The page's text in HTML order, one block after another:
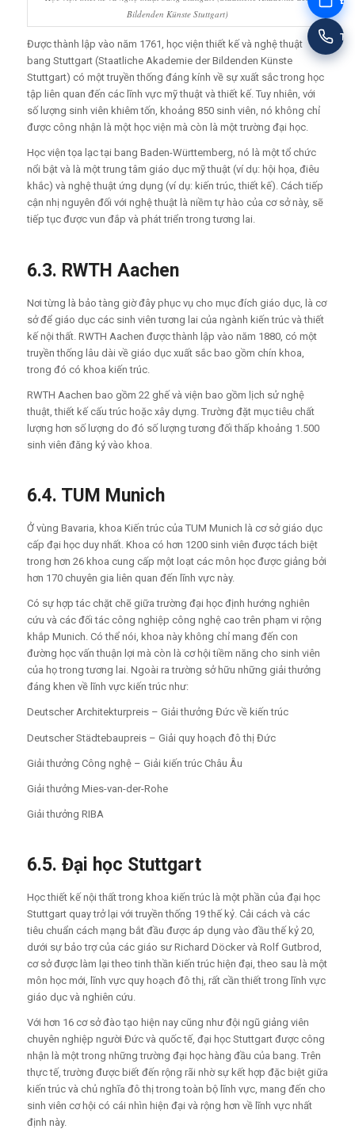
Bildenden Künste Stuttgart)
Được thành lập vào năm 1761, học viện thiết kế và nghệ thuật
bang Stuttgart (Staatliche Akademie der Bildenden Künste
Stuttgart) có một truyền thống đáng kính về sự xuất sắc trong học
tập liên quan đến các lĩnh vực mỹ thuật và thiết kế. Tuy nhiên, với
số lượng sinh viên khiêm tốn, khoảng 850 sinh viên, nó không chỉ
được công nhận là một học viện mà còn là một trường đại học.
Học viện tọa lạc tại bang Baden-Württemberg, nó là một tổ chức
nổi bật và là một trung tâm giáo dục mỹ thuật (ví dụ: hội họa, điêu
khắc) và nghệ thuật ứng dụng (ví dụ: kiến trúc, thiết kế). Cách tiếp
cận nhị nguyên đối với nghệ thuật là niềm tự hào của cơ sở này, sẽ
tiếp tục được vun đắp và phát triển trong tương lai.
6.3. RWTH Aachen
Nơi từng là bảo tàng giờ đây phục vụ cho mục đích giáo dục, là cơ
sở để giáo dục các sinh viên tương lai của ngành kiến trúc và thiết
kế nội thất. RWTH Aachen được thành lập vào năm 1880, có một
truyền thống lâu dài về giáo dục xuất sắc bao gồm chín khoa,
trong đó có khoa kiến trúc.
RWTH Aachen bao gồm 22 ghế và viện bao gồm lịch sử nghệ
thuật, thiết kế cấu trúc hoặc xây dựng. Trường đặt mục tiêu chất
lượng hơn số lượng do đó số lượng tương đối thấp khoảng 1.500
sinh viên đăng ký vào khoa.
6.4. TUM Munich
Ở vùng Bavaria, khoa Kiến trúc của TUM Munich là cơ sở giáo dục
cấp đại học duy nhất. Khoa có hơn 1200 sinh viên được tách biệt
trong hơn 26 khoa cung cấp một loạt các môn học được giảng bởi
hơn 170 chuyên gia liên quan đến lĩnh vực này.
Có sự hợp tác chặt chẽ giữa trường đại học định hướng nghiên
cứu và các đối tác công nghiệp công nghệ cao trên phạm vi rộng
khắp Munich. Có thể nói, khoa này không chỉ mang đến con
đường học vấn thuận lợi mà còn là cơ hội tiềm năng cho sinh viên
của họ trong tương lai. Ngoài ra trường sở hữu những giải thưởng
đáng khen về lĩnh vực kiến trúc như:
Deutscher Architekturpreis – Giải thưởng Đức về kiến trúc
Deutscher Städtebaupreis – Giải quy hoạch đô thị Đức
Giải thưởng Công nghệ – Giải kiến trúc Châu Âu
Giải thưởng Mies-van-der-Rohe
Giải thưởng RIBA
6.5. Đại học Stuttgart
Học thiết kế nội thất trong khoa kiến trúc là một phần của đại học
Stuttgart quay trở lại với truyền thống 19 thế kỷ. Cải cách và các
tiêu chuẩn cách mạng bắt đầu được áp dụng vào đầu thế kỷ 20,
dưới sự bảo trợ của các giáo sư Richard Döcker và Rolf Gutbrod,
cơ sở được làm lại theo tinh thần kiến trúc hiện đại, theo sau là một
môn học mới, lĩnh vực quy hoạch đô thị, rất cần thiết trong lĩnh vực
giáo dục và nghiên cứu.
Với hơn 16 cơ sở đào tạo hiện nay cũng như đội ngũ giảng viên
chuyên nghiệp người Đức và quốc tế, đại học Stuttgart được công
nhận là một trong những trường đại học hàng đầu của bang. Trên
thực tế, trường được biết đến rộng rãi nhờ sự kết hợp đặc biệt giữa
kiến trúc và chủ nghĩa đô thị trong toàn bộ lĩnh vực, mang đến cho
sinh viên cơ hội có cái nhìn hiện đại và rộng hơn về lĩnh vực nhất
định này.
Tư